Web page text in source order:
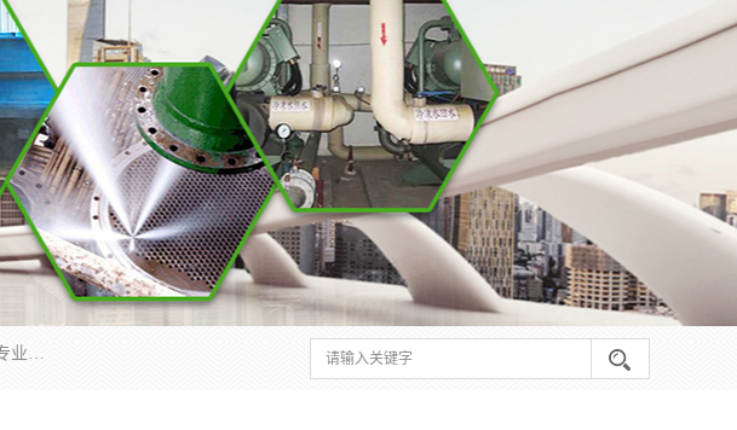
武汉洁利友环境技术有限公司是从事工业民用设备清洗、水处理、金属防腐蚀技术开发与应用的专业化公司。公司经过十余年发展积累了丰富的清洗经验，服务过的客户达到500余家，清洗的各类工业设备共计3000余台。